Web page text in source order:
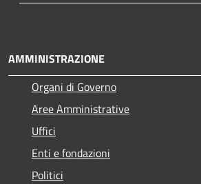
AMMINISTRAZIONE
Organi di Governo
Aree Amministrative
Uffici
Enti e fondazioni
Politici